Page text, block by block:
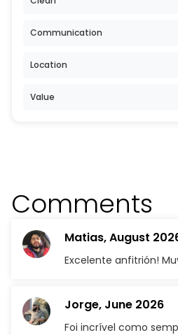
Communication
Location
Value
Comments
Matias,August
Excelente anfitrión!
Jorge, June 2026
Foi incrível como